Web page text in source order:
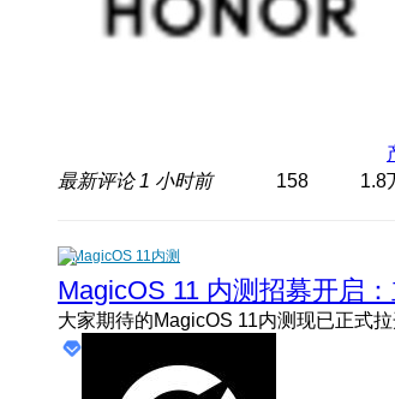
最新评论 1 小时前 158 1.8
MagicOS 11内测
MagicOS 11 内测招募开启